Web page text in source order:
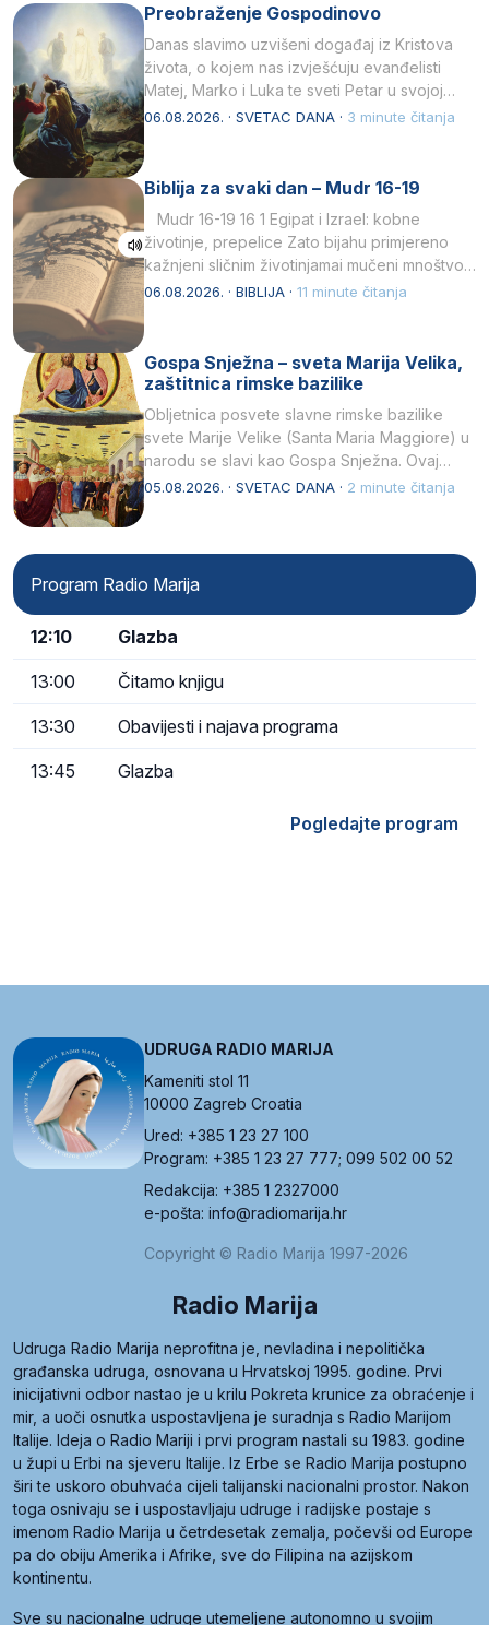
Preobraženje Gospodinovo
Danas slavimo uzvišeni događaj iz Kristova
života, o kojem nas izvješćuju evanđelisti
Matej, Marko i Luka te sveti Petar u svojoj
drugoj…
06.08.2026. · SVETAC DANA · 3 minute čitanja
Biblija za svaki dan – Mudr 16-19
Mudr 16-19 16 1 Egipat i Izrael: kobne
životinje, prepelice Zato bijahu primjereno
kažnjeni sličnim životinjamai mučeni mnoštvom
kukaca.2 A narod…
06.08.2026. · BIBLIJA · 11 minute čitanja
Gospa Snježna – sveta Marija Velika,
zaštitnica rimske bazilike
Obljetnica posvete slavne rimske bazilike
svete Marije Velike (Santa Maria Maggiore) u
narodu se slavi kao Gospa Snježna. Ovaj
naziv, Sancta Maria…
05.08.2026. · SVETAC DANA · 2 minute čitanja
Program Radio Marija
12:10 Glazba
13:00 Čitamo knjigu
13:30 Obavijesti i najava programa
13:45 Glazba
Pogledajte program
UDRUGA RADIO MARIJA
Kameniti stol 11
10000 Zagreb Croatia
Ured: +385 1 23 27 100
Program: +385 1 23 27 777; 099 502 00 52
Redakcija: +385 1 2327000
e-pošta: info@radiomarija.hr
Copyright © Radio Marija 1997-2026
Radio Marija
Udruga Radio Marija neprofitna je, nevladina i nepolitička
građanska udruga, osnovana u Hrvatskoj 1995. godine. Prvi
inicijativni odbor nastao je u krilu Pokreta krunice za obraćenje i
mir, a uoči osnutka uspostavljena je suradnja s Radio Marijom
Italije. Ideja o Radio Mariji i prvi program nastali su 1983. godine
u župi u Erbi na sjeveru Italije. Iz Erbe se Radio Marija postupno
širi te uskoro obuhvaća cijeli talijanski nacionalni prostor. Nakon
toga osnivaju se i uspostavljaju udruge i radijske postaje s
imenom Radio Marija u četrdesetak zemalja, počevši od Europe
pa do obiju Amerika i Afrike, sve do Filipina na azijskom
kontinentu.
Sve su nacionalne udruge utemeljene autonomno u svojim